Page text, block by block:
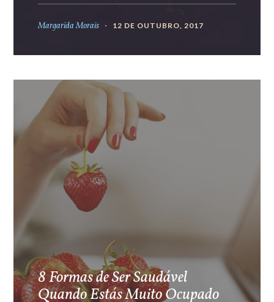
Margarida Morais 12 DE OUTUBRO, 2017
8 Formas de Ser Saudável
Quando Estás Muito Ocupado